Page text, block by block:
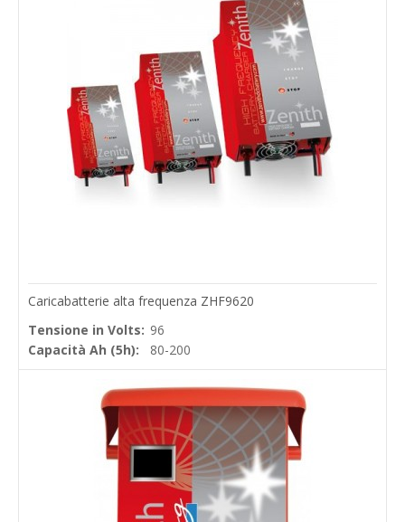
Caricabatterie alta frequenza ZHF9620
Tensione in Volts: 96
Capacità Ah (5h):
80-200